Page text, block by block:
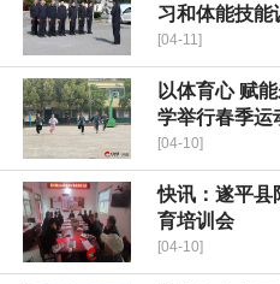
习和体能技能
[04-11]
以体育心 赋
学举行春季运
[04-10]
快讯：遂平县
育培训会
[04-10]